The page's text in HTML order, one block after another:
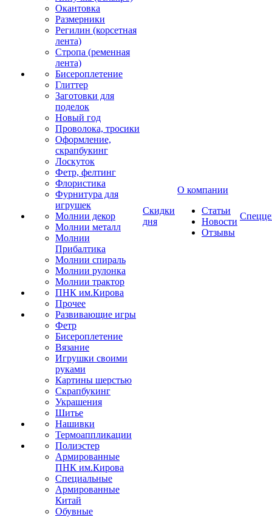
Окантовка
Размерники
Регилин (корсетная
лента)
Стропа (ременная
лента)
Бисероплетение
Глиттер
Заготовки для
поделок
Новый год
Проволока, тросики
Оформление,
скрапбукинг
Лоскуток
Фетр, фелтинг
Флористика
Фурнитура для
игрушек
Молнии декор
Молнии металл
Молнии
Прибалтика
Молнии спираль
Молнии рулонка
Молнии трактор
ПНК им.Кирова
Прочее
Развивающие игры
Фетр
Бисероплетение
Вязание
Игрушки своими
руками
Картины шерстью
Скрапбукинг
Украшения
Шитье
Нашивки
Термоаппликации
Полиэстер
Армированные
ПНК им.Кирова
Специальные
Армированные
Китай
Обувные
Скидки
дня
О компании
Статьи
Новости
Отзывы